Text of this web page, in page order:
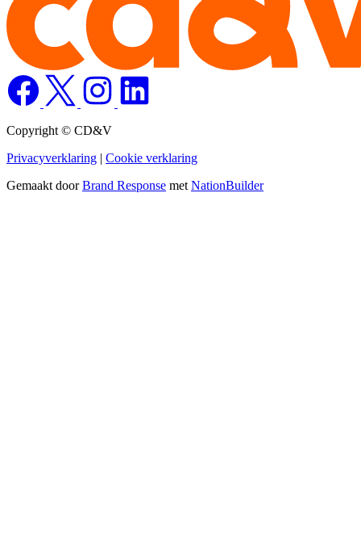
Copyright © CD&V
Privacyverklaring | Cookie verklaring
Gemaakt doorBrand Response metNationBuilder